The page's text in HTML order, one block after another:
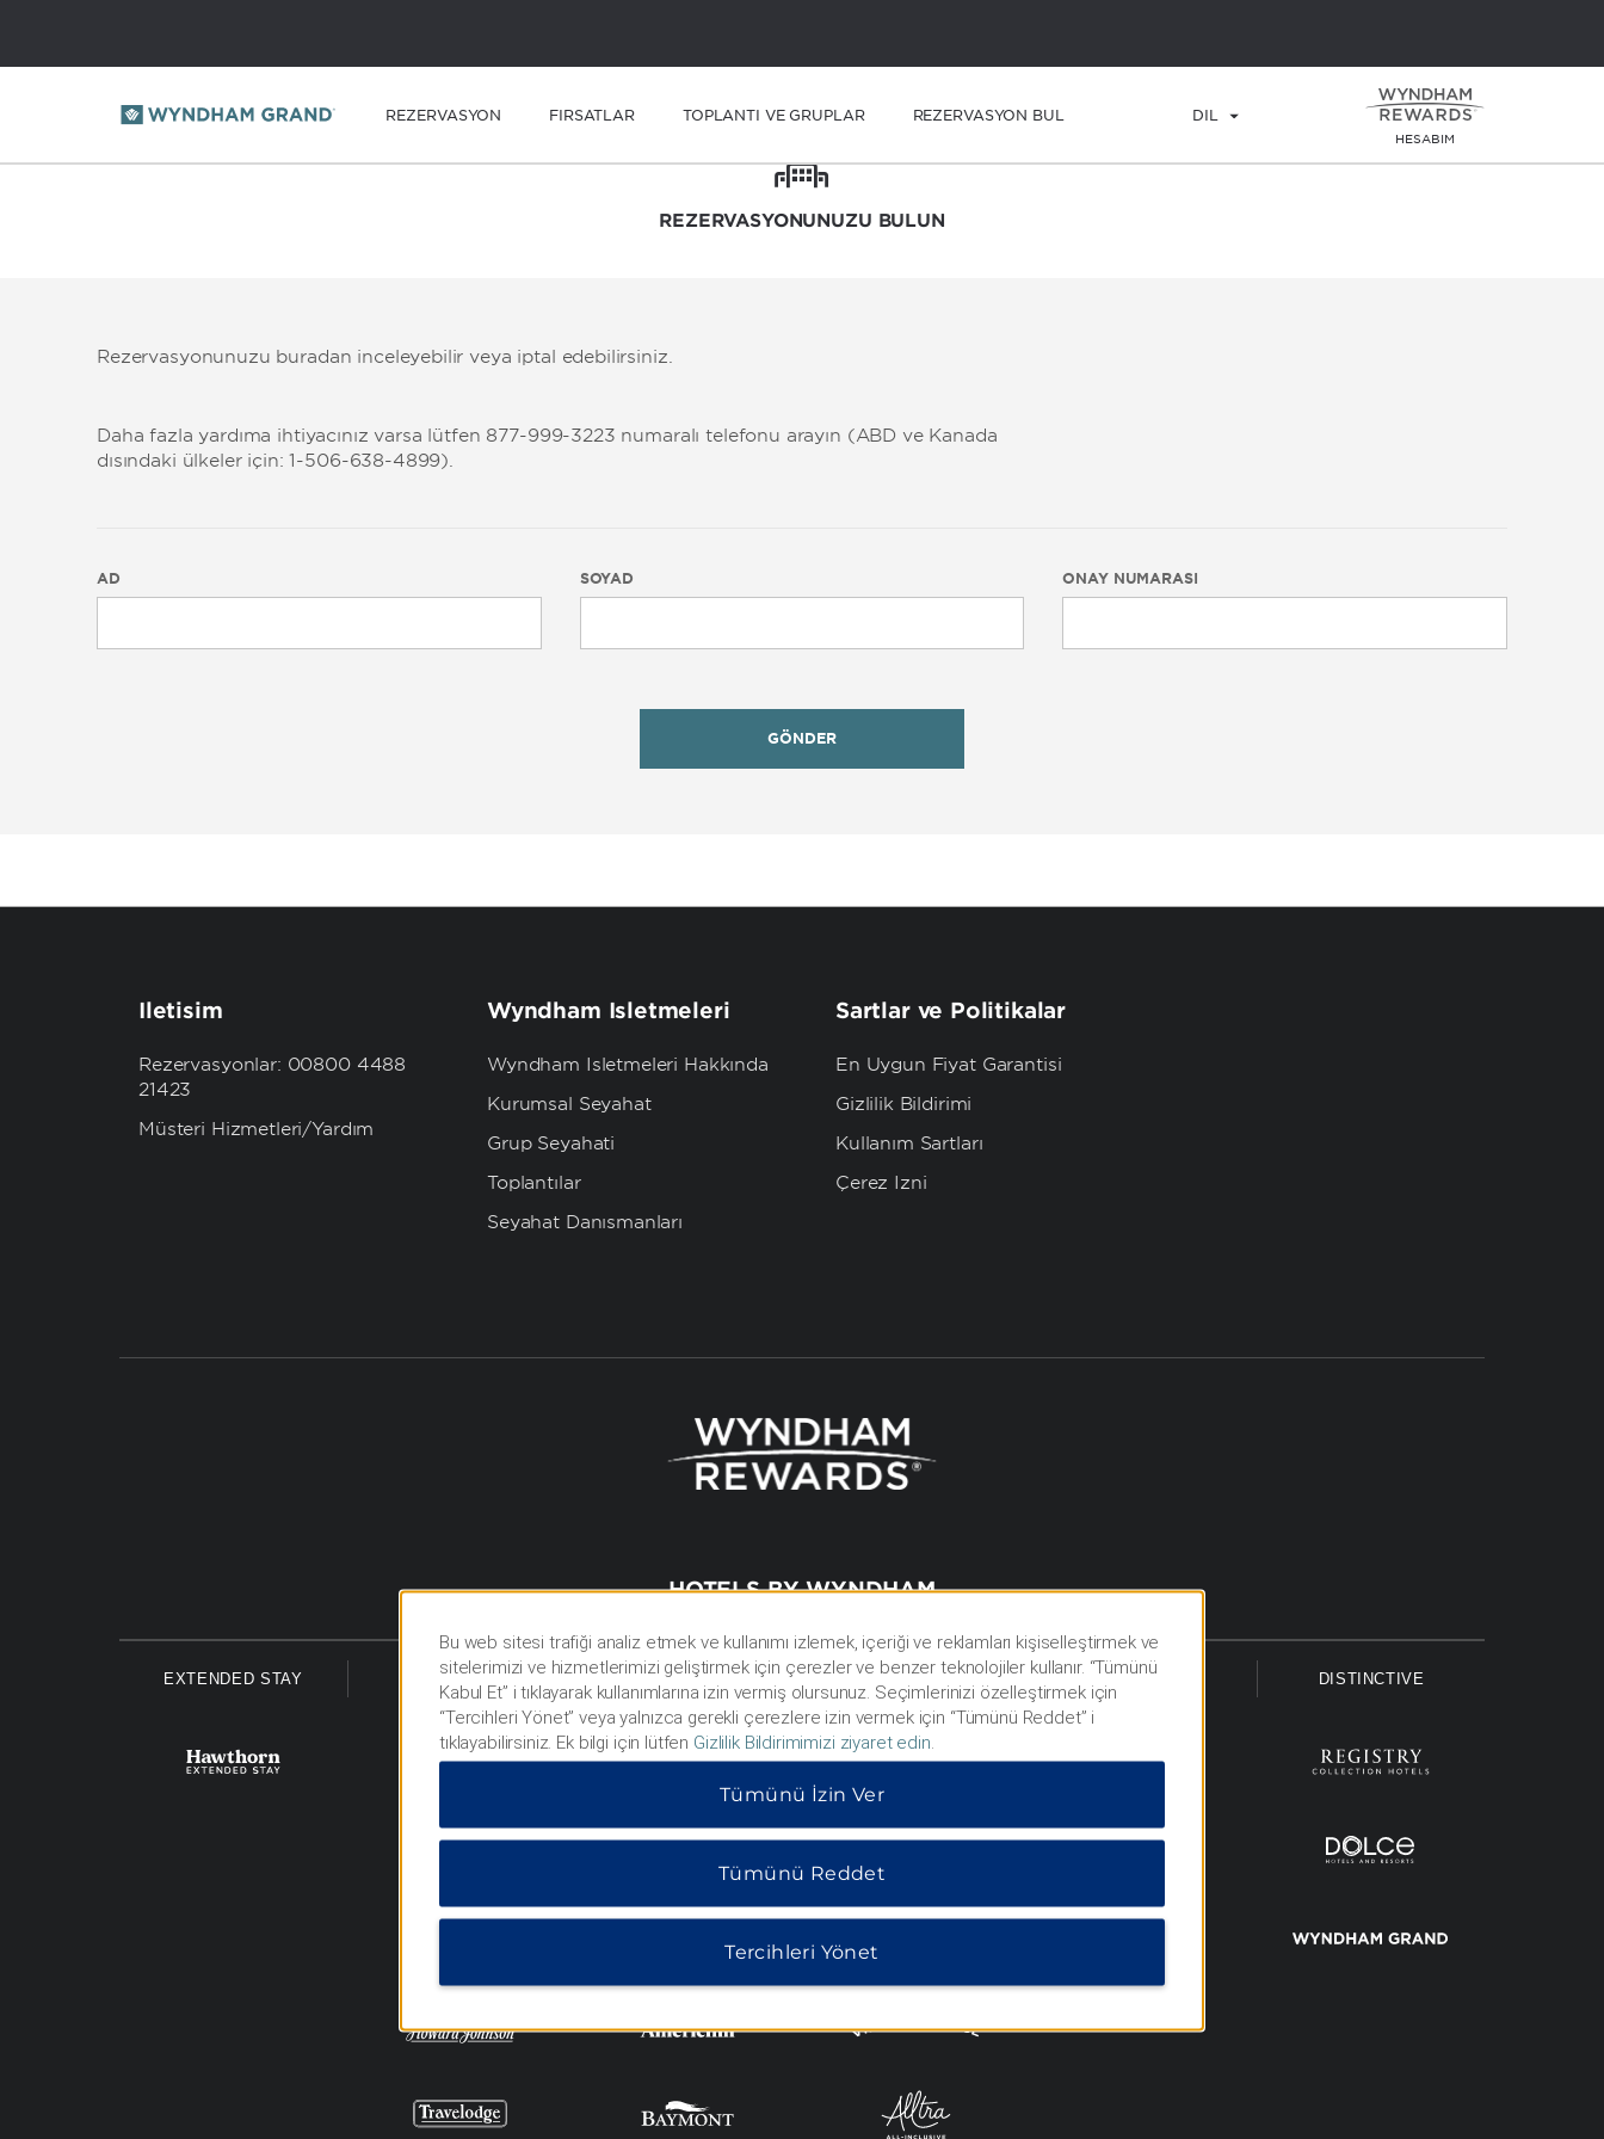
REZERVASYON FIRSATLAR TOPLANTI VE GRUPLAR REZERVASYON BUL DİL
HESABIM
REZERVASYONUNUZU BULUN
Rezervasyonunuzu buradan inceleyebilir veya iptal edebilirsiniz.
Daha fazla yardıma ihtiyacınız varsa lütfen 877-999-3223 numaralı telefonu arayın (ABD ve Kanada
dışındaki ülkeler için: 1-506-638-4899).
AD SOYAD ONAY NUMARASI
GÖNDER
İletişim
Rezervasyonlar: 00800 4488
21423
Müşteri Hizmetleri/Yardım
Wyndham İşletmeleri
Wyndham İşletmeleri Hakkında
Kurumsal Seyahat
Grup Seyahati
Toplantılar
Seyahat Danışmanları
Şartlar ve Politikalar
En Uygun Fiyat Garantisi
Gizlilik Bildirimi
Kullanım Şartları
Çerez İzni
HOTELS BY WYNDHAM
EXTENDED STAY ECONOMY MIDSCALE LIFESTYLE UPSCALE DISTINCTIVE
Bu web sitesi trafiği analiz etmek ve kullanımı izlemek, içeriği ve reklamları kişiselleştirmek ve
sitelerimizi ve hizmetlerimizi geliştirmek için çerezler ve benzer teknolojiler kullanır. “Tümünü
Kabul Et” i tıklayarak kullanımlarına izin vermiş olursunuz. Seçimlerinizi özelleştirmek için
“Tercihleri Yönet” veya yalnızca gerekli çerezlere izin vermek için “Tümünü Reddet” i
tıklayabilirsiniz. Ek bilgi için lütfen Gizlilik Bildirimimizi ziyaret edin
Tümünü İzin Ver
Tümünü Reddet
Tercihleri Yönet